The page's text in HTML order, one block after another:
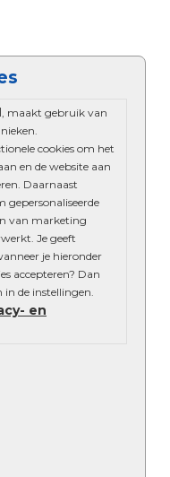
, maakt gebruik van
cookies om het
en de website aan
Daarnaast
gepersonaliseerde
van marketing
Je geeft
je hieronder
accepteren? Dan
de instellingen.
en